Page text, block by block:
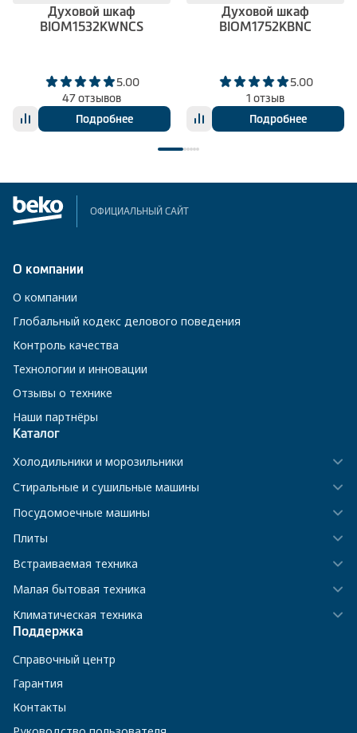
Духовой шкаф
BIOM1532KWNCS
5.00
47 отзывов
Подробнее
Духовой шкаф
BIOM1752KBNC
5.00
1 отзыв
Подробнее
ОФИЦИАЛЬНЫЙ САЙТ
О компании
О компании
Глобальный кодекс делового поведения
Контроль качества
Технологии и инновации
Отзывы о технике
Наши партнёры
Каталог
Холодильники и морозильники
Стиральные и сушильные машины
Посудомоечные машины
Плиты
Встраиваемая техника
Малая бытовая техника
Климатическая техника
Поддержка
Справочный центр
Гарантия
Контакты